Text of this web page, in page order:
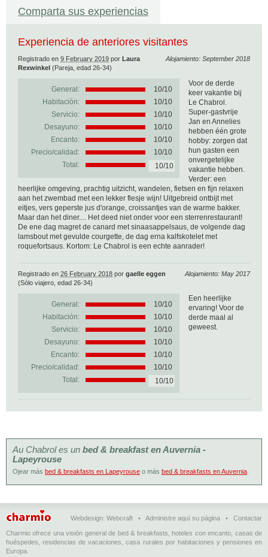
Comparta sus experiencias
Experiencia de anteriores visitantes
Alojamiento: September 2018
Registrado en 9 February 2019 por Laura
Rexwinkel (Pareja, edad 26-34)
General: 10/10
Habitación:
10/10
Servicio:
10/10
Desayuno:
10/10
Encanto:
10/10
Precio/calidad:
10/10
Total:
10/10
Voor de derde
keer vakantie bij
Le Chabrol.
Super-gastvrije
Jan en Annelies
hebben één grote
hobby: zorgen dat
hun gasten een
onvergetelijke
vakantie hebben.
Verder: een
heerlijke omgeving, prachtig uitzicht, wandelen, fietsen en fijn relaxen
aan het zwembad met een lekker flesje wijn! Uitgebreid ontbijt met
eitjes, vers geperste jus d'orange, croissantjes van de warme bakker.
Maar dan het diner.... Het deed niet onder voor een sterrenrestaurant!
De ene dag magret de canard met sinaasappelsaus, de volgende dag
lamsbout met gevulde courgette, de dag erna kalfskotelet met
roquefortsaus. Kortom: Le Chabrol is een echte aanrader!
Alojamiento: May 2017
Registrado en 26 February 2018 por gaelle eggen
(Sólo viajero, edad 26-34)
General: 10/10
Habitación:
10/10
Servicio:
10/10
Desayuno:
10/10
Encanto:
10/10
Precio/calidad:
10/10
Total:
10/10
Een heerlijke
ervaring! Voor de
derde maal al
geweest.
Au Chabrol es un bed & breakfast en Auvernia -
Lapeyrouse
Ojear más bed & breakfasts en Lapeyrouse o más bed & breakfasts en Auvernia
Webdesign: Webcraft • Administre aquí su página • Contactar
Charmio ofrece una visión general de bed & breakfasts, hoteles con encanto, casas de
huéspedes, residencias de vacaciones, casa rurales por habitaciones y pensiones en
Europa.